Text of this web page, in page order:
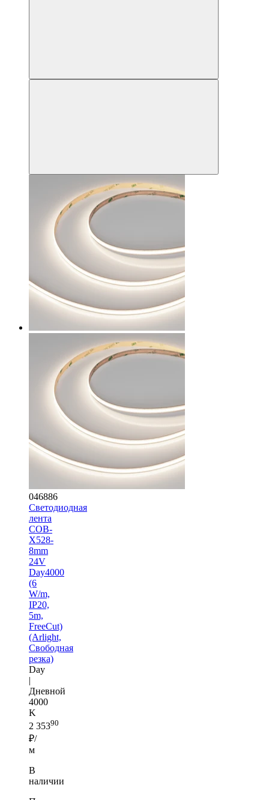
046886
Светодиодная
лента
COB-
X528-
8mm
24V
Day4000
(6
W/m,
IP20,
5m,
FreeCut)
(Arlight,
Свободная
резка)
Day
|
Дневной
4000
K
2 35390
₽/
м
В
наличии